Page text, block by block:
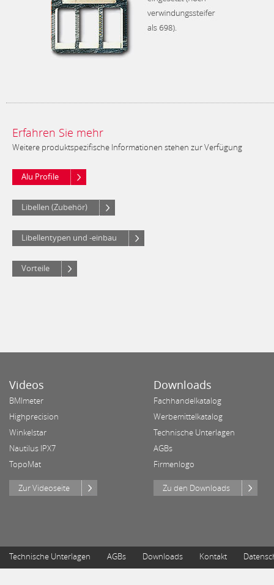
Erfahren Sie mehr
Weitere produktspezifische Informationen stehen zur Verfügung
Alu Profile
Libellen (Zubehör)
Libellentypen und -einbau
Vorteile
Videos
BMImeter
Highprecision
Winkelstar
Nautilus IPX7
TopoMat
Zur Videoseite
Downloads
Fachhandelkatalog
Werbemittelkatalog
Technische Unterlagen
AGBs
Firmenlogo
Zu den Downloads
Technische Unterlagen AGBs Downloads Kontakt